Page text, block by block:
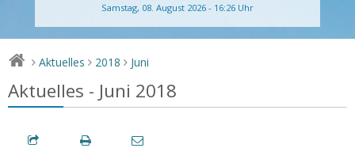
Samstag, 08. August 2026 - 16:26 Uhr
> Aktuelles > 2018 > Juni
Aktuelles - Juni 2018